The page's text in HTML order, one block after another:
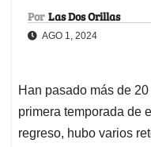
Por Las Dos Orillas
AGO 1, 2024
Han pasado más de
primera temporada de
regreso, hubo varios